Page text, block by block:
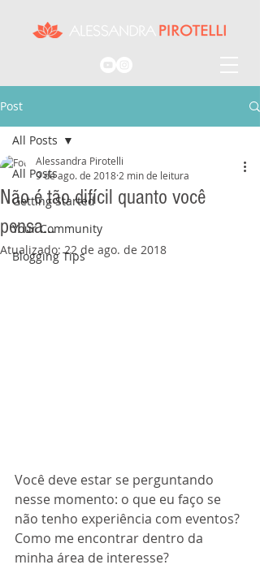
Post
All Posts
Getting Started
Your Community
Blogging Tips
All Posts
Não é tão difícil quanto você
pensa...
Alessandra Pirotelli
9 de ago. de 2018 2 min de leitura
Atualizado:22 de ago. de 2018
Você deve estar se perguntando
nesse momento: o que eu faço se
não tenho experiência com eventos?
Como me encontrar dentro da
minha área de interesse?